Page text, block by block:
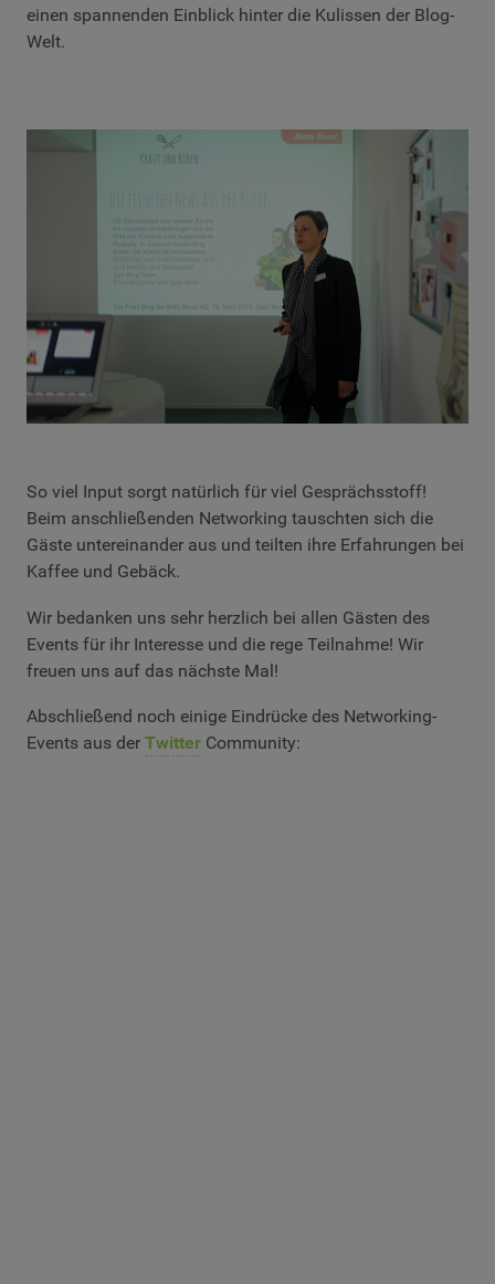
einen spannenden Einblick hinter die Kulissen der Blog-
Welt.
So viel Input sorgt natürlich für viel Gesprächsstoff!
Beim anschließenden Networking tauschten sich die
Gäste untereinander aus und teilten ihre Erfahrungen bei
Kaffee und Gebäck.
Wir bedanken uns sehr herzlich bei allen Gästen des
Events für ihr Interesse und die rege Teilnahme! Wir
freuen uns auf das nächste Mal!
Abschließend noch einige Eindrücke des Networking-
Events aus der Twitter Community: